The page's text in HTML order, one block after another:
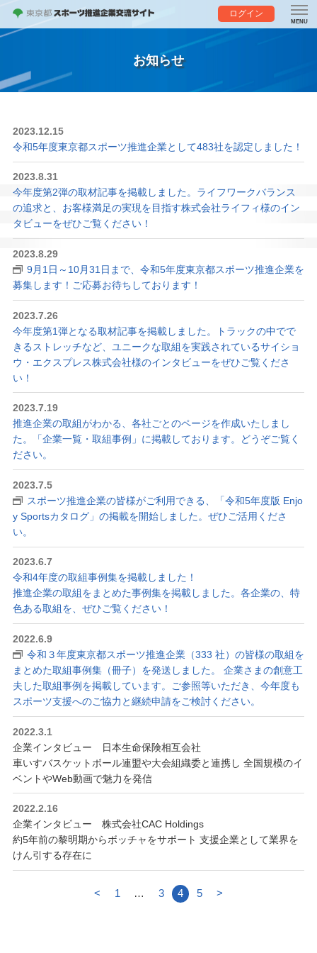
ログイン
お知らせ
2023.12.15
令和5年度東京都スポーツ推進企業として483社を認定しました！
2023.8.31
今年度第2弾の取材記事を掲載しました。ライフワークバランス
の追求と、お客様満足の実現を目指す株式会社ライフィ様のイン
タビューをぜひご覧ください！
2023.8.29
9月1日～10月31日まで、令和5年度東京都スポーツ推進企業を
募集します！ご応募お待ちしております！
2023.7.26
今年度第1弾となる取材記事を掲載しました。トラックの中でで
きるストレッチなど、ユニークな取組を実践されているサイショ
ウ・エクスプレス株式会社様のインタビューをぜひご覧くださ
い！
2023.7.19
推進企業の取組がわかる、各社ごとのページを作成いたしまし
た。「企業一覧・取組事例」に掲載しております。どうぞご覧く
ださい。
2023.7.5
スポーツ推進企業の皆様がご利用できる、「令和5年度版 Enjo
y Sportsカタログ」の掲載を開始しました。ぜひご活用くださ
い。
2023.6.7
令和4年度の取組事例集を掲載しました！
推進企業の取組をまとめた事例集を掲載しました。各企業の、特
色ある取組を、ぜひご覧ください！
2022.6.9
令和３年度東京都スポーツ推進企業（333 社）の皆様の取組を
まとめた取組事例集（冊子）を発送しました。 企業さまの創意工
夫した取組事例を掲載しています。ご参照等いただき、今年度も
スポーツ支援へのご協力と継続申請をご検討ください。
2022.3.1
企業インタビュー 日本生命保険相互会社
車いすバスケットボール連盟や大会組織委と連携し 全国規模のイ
ベントやWeb動画で魅力を発信
2022.2.16
企業インタビュー 株式会社CAC Holdings
約5年前の黎明期からボッチャをサポート 支援企業として業界を
けん引する存在に
< 1 … 3 4 5 >